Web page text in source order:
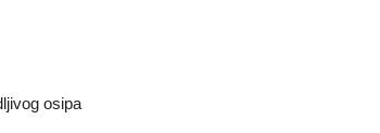
osipa